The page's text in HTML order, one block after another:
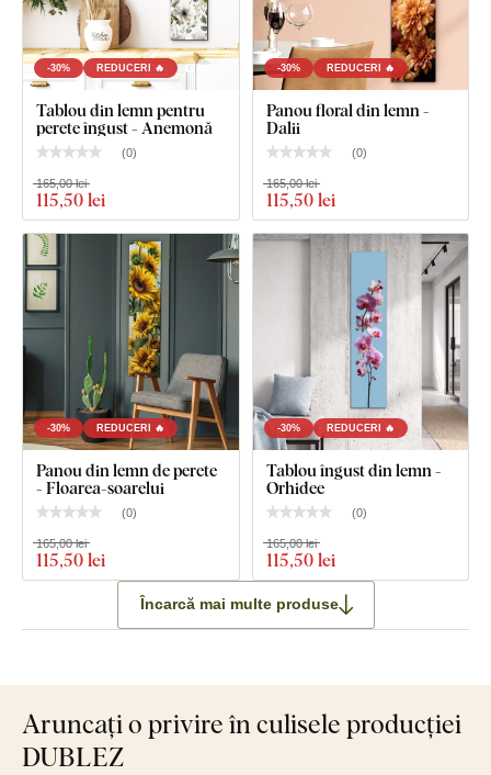
-30% REDUCERI 🔥
Tablou din lemn pentru
perete îngust - Anemonă
(0)
115,50 lei
165,00 lei
-30% REDUCERI 🔥
Panou floral din lemn -
Dalii
(0)
115,50 lei
165,00 lei
-30% REDUCERI 🔥
Panou din lemn de perete
- Floarea-soarelui
(0)
115,50 lei
165,00 lei
-30% REDUCERI 🔥
Tablou îngust din lemn -
Orhidee
(0)
115,50 lei
165,00 lei
Încarcă mai multe produse
Aruncați o privire în culisele producției
DUBLEZ